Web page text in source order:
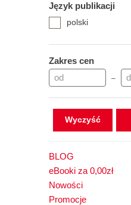
Język publikacji
polski
Zakres cen
–
Wyczyść
BLOG
eBooki za 0,00zł
Nowości
Promocje